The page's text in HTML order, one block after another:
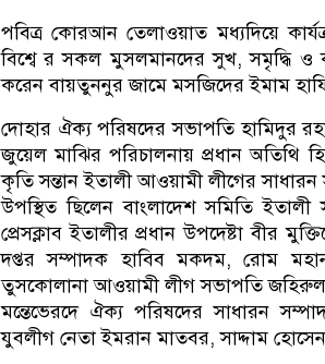
পবিত্র কোরআন তেলাওয়াত মধ্যদিয়ে
বিশ্বে র সকল মুসলমানদের সুখ, সমৃদ্ধি ও
করেন বায়তুননুর জামে মসজিদের ইমাম
দোহার ঐক্য পরিষদের সভাপতি হামিদুর
জুয়েল মাঝির পরিচালনায় প্রধান অতিথি
কৃতি সন্তান ইতালী আওয়ামী লীগের
উপস্থিত ছিলেন বাংলাদেশ সমিতি
প্রেসক্লাব ইতালীর প্রধান উপদেষ্টা বীর
দপ্তর সম্পাদক হাবিব মকদম, রোম
তুসকোলানা আওয়ামী লীগ সভাপতি
মন্তেভেরদে ঐক্য পরিষদের সাধারন
যুবলীগ নেতা ইমরান মাতবর, সাদ্দাম